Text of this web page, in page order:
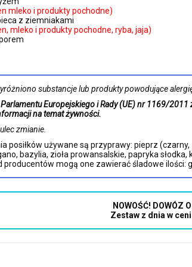
mleko i produkty pochodne)
z ziemniakami
mleko i produkty pochodne, ryba, jaja)
substancje lub produkty powodujące
Europejskiego i Rady (UE) nr 1169/
na temat żywności.
zmianie.
posiłków używane są przyprawy: pieprz
bazylia, zioła prowansalskie, papryka
mogą one zawierać śladowe ilości:
NOWOŚĆ! DOWÓZ
Zestaw z dnia w